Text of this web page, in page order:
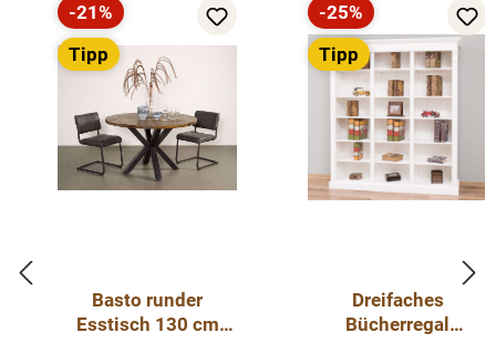
Rabatt
-21%
Tipp
Basto runder
Esstisch 130 cm
Rabatt
-25%
Tipp
Dreifaches
Bücherregal